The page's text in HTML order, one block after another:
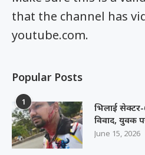
that the channel has
youtube.com.
Popular Posts
1
भिलाई
विवाद, युवक
June 15, 2026